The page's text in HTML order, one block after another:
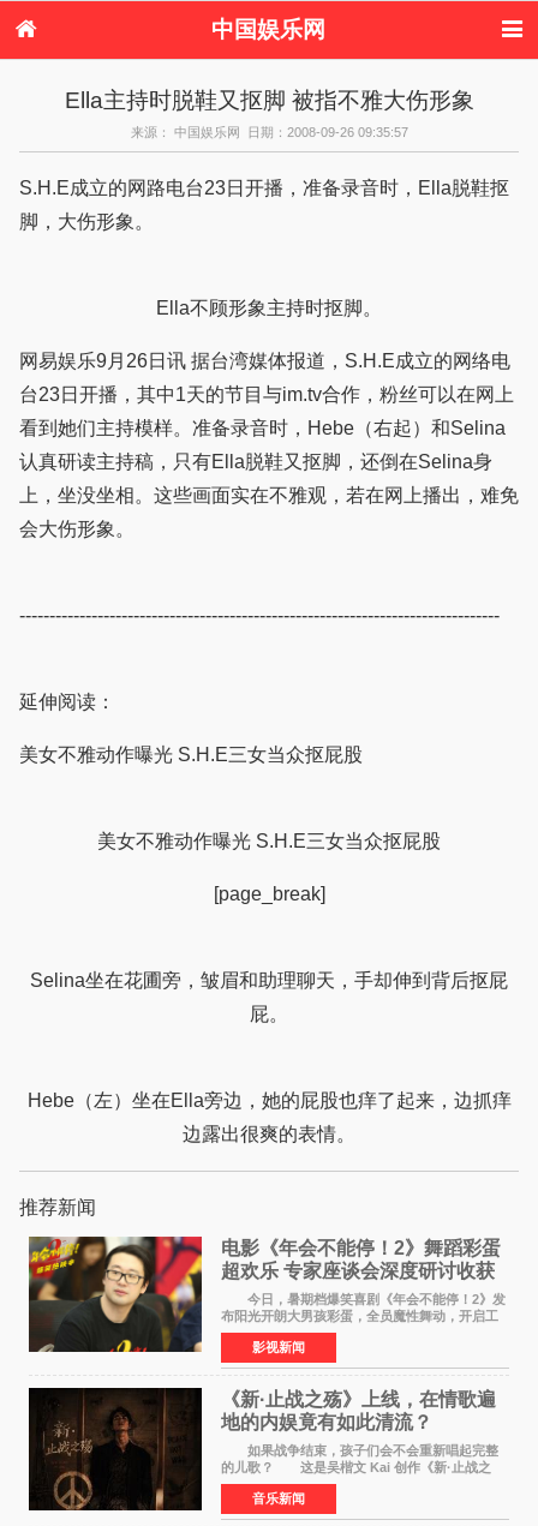
中国娱乐网
港台娱乐
日本娱乐 韩国娱乐
欧美娱乐
音乐新闻 影视新闻
港台明星八卦
八卦
欧美明星八卦 娱乐评论
Ella主持时脱鞋又抠脚 被指不雅大伤形象
来源： 中国娱乐网 日期：2008-09-26 09:35:57
S.H.E成立的网路电台23日开播，准备录音时，Ella脱鞋抠
脚，大伤形象。
Ella不顾形象主持时抠脚。
网易娱乐9月26日讯 据台湾媒体报道，S.H.E成立的网络电
台23日开播，其中1天的节目与im.tv合作，粉丝可以在网上
看到她们主持模样。准备录音时，Hebe（右起）和Selina
认真研读主持稿，只有Ella脱鞋又抠脚，还倒在Selina身
上，坐没坐相。这些画面实在不雅观，若在网上播出，难免
会大伤形象。
--------------------------------------------------------------------------------
延伸阅读：
美女不雅动作曝光 S.H.E三女当众抠屁股
美女不雅动作曝光 S.H.E三女当众抠屁股
[page_break]
Selina坐在花圃旁，皱眉和助理聊天，手却伸到背后抠屁
屁。
Hebe（左）坐在Ella旁边，她的屁股也痒了起来，边抓痒
边露出很爽的表情。
推荐新闻
电影《年会不能停！2》舞蹈彩蛋
超欢乐 专家座谈会深度研讨收获
满满
今日，暑期档爆笑喜剧《年会不能停！2》发
布阳光开朗大男孩彩蛋，全员魔性舞动，开启工
位狂欢模式。影片于昨日同步举办专家座谈会，
导演董润年、总制片人应萝佳出席现场，与一众
业内、学界专家
影视新闻
《新·止战之殇》上线，在情歌遍
地的内娱竟有如此清流？
如果战争结束，孩子们会不会重新唱起完整
的儿歌？ 这是吴楷文 Kai 创作《新·止战之
殇》时最初的想法。 从伊朗相关冲突引发的
地区局势，到世界各地仍在发生的动荡与不安，
战争从来不只
音乐新闻